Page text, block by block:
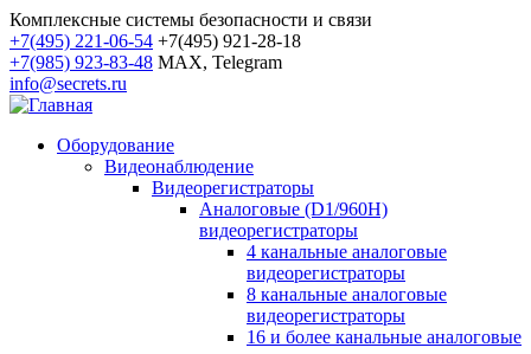
Комплексные системы безопасности и связи
+7(495) 221-06-54 +7(495) 921-28-18
+7(985) 923-83-48 MAX, Telegram
info@secrets.ru
Оборудование
Видеонаблюдение
Видеорегистраторы
Аналоговые (D1/960H)
видеорегистраторы
4 канальные аналоговые
видеорегистраторы
8 канальные аналоговые
видеорегистраторы
16 и более канальные аналоговые